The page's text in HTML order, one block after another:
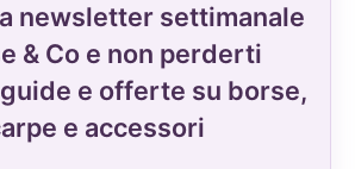
newsletter settimanale
& Co e non perderti
e offerte su borse,
e accessori